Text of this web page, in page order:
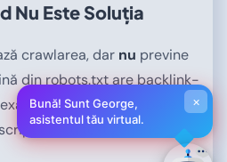
Nu Este Soluția
crawlarea, dar nu previne
din robots.txt are backlink-
fără a o crawla - apare în
cu text generic.
Bună! Sunt George,
asistentul tău virtual.
×